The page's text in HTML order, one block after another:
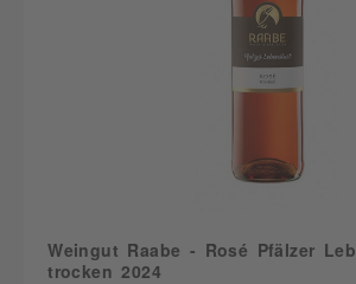
Weingut Raabe - Rosé Pfälzer
trocken 2024